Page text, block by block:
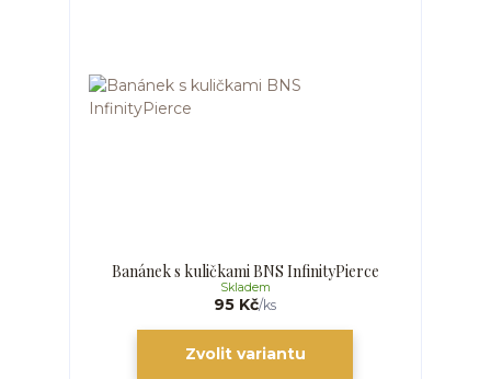
Banánek s kuličkami BNS InfinityPierce
95 Kč/ks
Skladem
Zvolit variantu